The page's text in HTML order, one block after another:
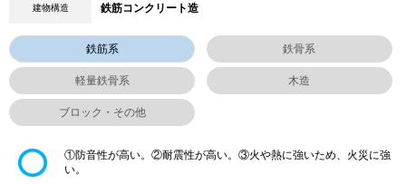
建物構造 鉄筋コンクリート造
鉄筋系 鉄骨系
軽量鉄骨系 木造
ブロック・その他
①防音性が高い。②耐震性が高い。③火や熱に強いため、火災に強
い。